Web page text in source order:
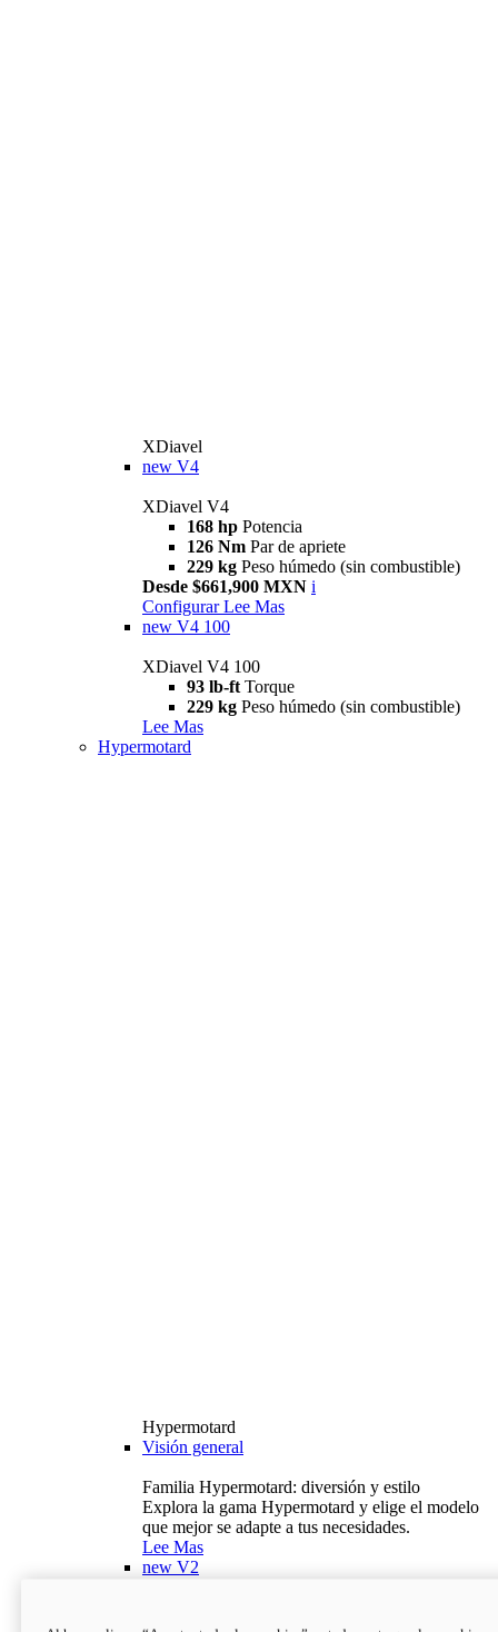
XDiavel
new V4
XDiavel V4
168 hp Potencia
126 Nm Par de apriete
229 kg Peso húmedo (sin combustible)
Desde $661,900 MXN i
Configurar Lee Mas
new V4 100
XDiavel V4 100
93 lb-ft Torque
229 kg Peso húmedo (sin combustible)
Lee Mas
Hypermotard
Hypermotard
Visión general
Familia Hypermotard: diversión y estilo
Explora la gama Hypermotard y elige el modelo
que mejor se adapte a tus necesidades.
Lee Mas
new V2
120,4 hp
Potencia